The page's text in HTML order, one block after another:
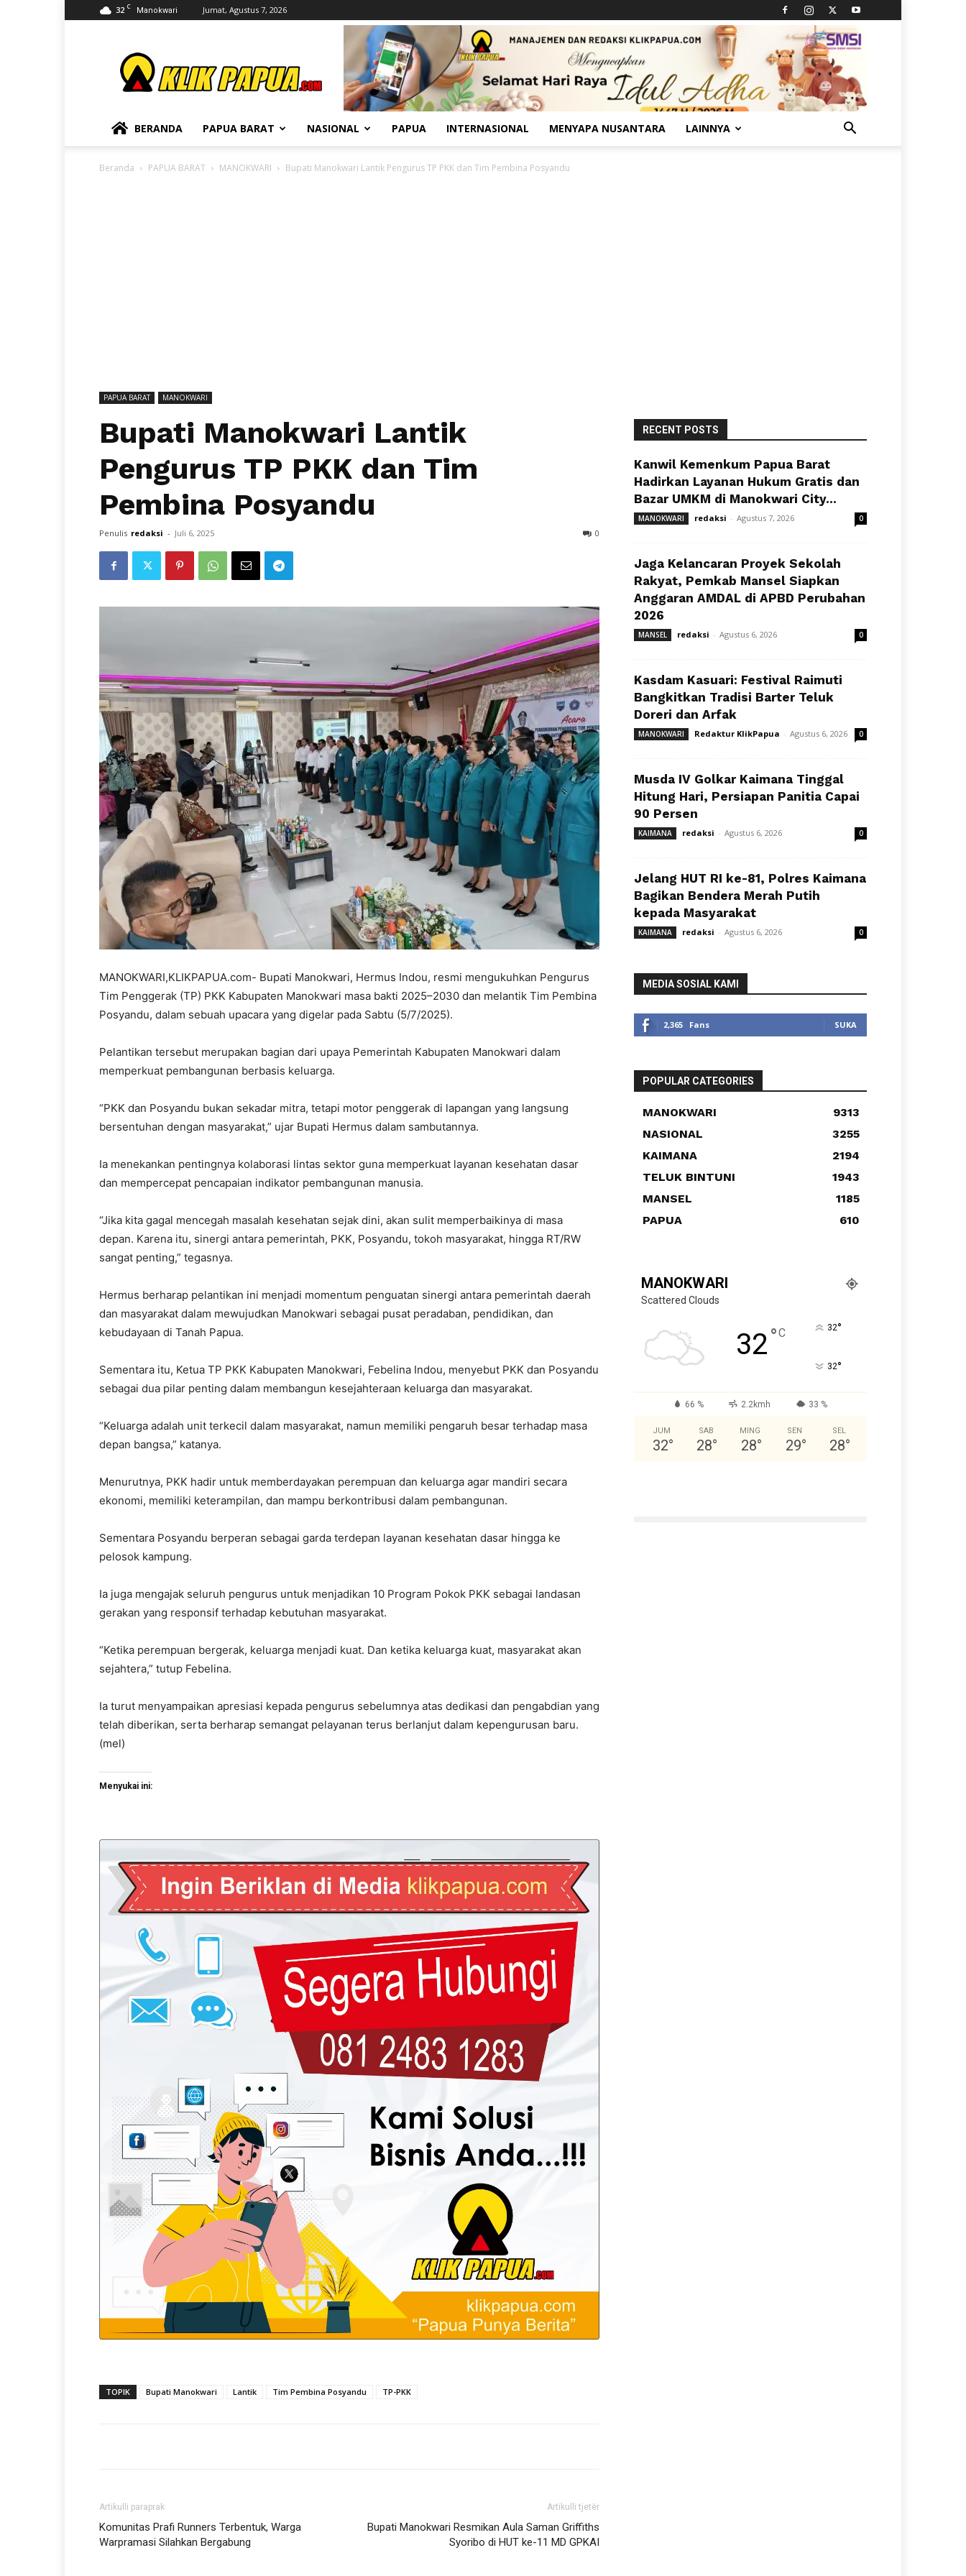
32 C Manokwari Jumat, Agustus 7, 2026
BERANDA PAPUA BARAT NASIONAL PAPUA INTERNASIONAL MENYAPA NUSANTARA LAINNYA
Beranda PAPUA BARAT MANOKWARI Bupati Manokwari Lantik Pengurus TP PKK dan Tim Pembina Posyandu
PAPUA BARAT MANOKWARI
Bupati Manokwari Lantik
Pengurus TP PKK dan Tim
Pembina Posyandu
Penulis redaksi - Juli 6, 2025 0
MANOKWARI,KLIKPAPUA.com- Bupati Manokwari, Hermus Indou, resmi mengukuhkan Pengurus
Tim Penggerak (TP) PKK Kabupaten Manokwari masa bakti 2025–2030 dan melantik Tim Pembina
Posyandu, dalam sebuah upacara yang digelar pada Sabtu (5/7/2025).
Pelantikan tersebut merupakan bagian dari upaya Pemerintah Kabupaten Manokwari dalam
memperkuat pembangunan berbasis keluarga.
“PKK dan Posyandu bukan sekadar mitra, tetapi motor penggerak di lapangan yang langsung
bersentuhan dengan masyarakat,” ujar Bupati Hermus dalam sambutannya.
Ia menekankan pentingnya kolaborasi lintas sektor guna memperkuat layanan kesehatan dasar
dan mempercepat pencapaian indikator pembangunan manusia.
“Jika kita gagal mencegah masalah kesehatan sejak dini, akan sulit memperbaikinya di masa
depan. Karena itu, sinergi antara pemerintah, PKK, Posyandu, tokoh masyarakat, hingga RT/RW
sangat penting,” tegasnya.
Hermus berharap pelantikan ini menjadi momentum penguatan sinergi antara pemerintah daerah
dan masyarakat dalam mewujudkan Manokwari sebagai pusat peradaban, pendidikan, dan
kebudayaan di Tanah Papua.
Sementara itu, Ketua TP PKK Kabupaten Manokwari, Febelina Indou, menyebut PKK dan Posyandu
sebagai dua pilar penting dalam membangun kesejahteraan keluarga dan masyarakat.
“Keluarga adalah unit terkecil dalam masyarakat, namun memiliki pengaruh besar terhadap masa
depan bangsa,” katanya.
Menurutnya, PKK hadir untuk memberdayakan perempuan dan keluarga agar mandiri secara
ekonomi, memiliki keterampilan, dan mampu berkontribusi dalam pembangunan.
Sementara Posyandu berperan sebagai garda terdepan layanan kesehatan dasar hingga ke
pelosok kampung.
Ia juga mengajak seluruh pengurus untuk menjadikan 10 Program Pokok PKK sebagai landasan
gerakan yang responsif terhadap kebutuhan masyarakat.
“Ketika perempuan bergerak, keluarga menjadi kuat. Dan ketika keluarga kuat, masyarakat akan
sejahtera,” tutup Febelina.
Ia turut menyampaikan apresiasi kepada pengurus sebelumnya atas dedikasi dan pengabdian yang
telah diberikan, serta berharap semangat pelayanan terus berlanjut dalam kepengurusan baru.
(mel)
Menyukai ini:
TOPIK Bupati Manokwari Lantik Tim Pembina Posyandu TP-PKK
Artikulli paraprak
Komunitas Prafi Runners Terbentuk, Warga
Warpramasi Silahkan Bergabung
Artikulli tjetër
Bupati Manokwari Resmikan Aula Saman Griffiths
Syoribo di HUT ke-11 MD GPKAI
RECENT POSTS
Kanwil Kemenkum Papua Barat
Hadirkan Layanan Hukum Gratis dan
Bazar UMKM di Manokwari City...
MANOKWARI redaksi - Agustus 7, 2026 0
Jaga Kelancaran Proyek Sekolah
Rakyat, Pemkab Mansel Siapkan
Anggaran AMDAL di APBD Perubahan
2026
MANSEL redaksi - Agustus 6, 2026 0
Kasdam Kasuari: Festival Raimuti
Bangkitkan Tradisi Barter Teluk
Doreri dan Arfak
MANOKWARI Redaktur KlikPapua - Agustus 6, 2026 0
Musda IV Golkar Kaimana Tinggal
Hitung Hari, Persiapan Panitia Capai
90 Persen
KAIMANA redaksi - Agustus 6, 2026 0
Jelang HUT RI ke-81, Polres Kaimana
Bagikan Bendera Merah Putih
kepada Masyarakat
KAIMANA redaksi - Agustus 6, 2026 0
MEDIA SOSIAL KAMI
2,365 Fans SUKA
POPULAR CATEGORIES
MANOKWARI
9313
NASIONAL
3255
KAIMANA
2194
TELUK BINTUNI
1943
MANSEL
1185
PAPUA
610
MANOKWARI
Scattered Clouds
32°C 32°
32°
66 % 2.2kmh 33 %
JUM
32°
SAB
28°
MING
28°
SEN
29°
SEL
28°